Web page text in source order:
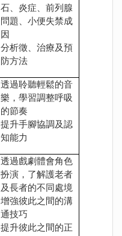
石、炎症、前列腺
問題、小便失禁成
因
分析徵、治療及預
防方法
透過聆聽輕鬆的音
樂，學習調整呼吸
的節奏
提升手腳協調及認
知能力
透過戲劇體會角色
扮演，了解護老者
及長者的不同處境
增強彼此之間的溝
通技巧
提升彼此之間的正